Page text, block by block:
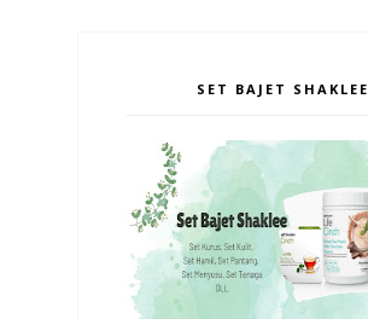
SET BAJET SHAKLEE